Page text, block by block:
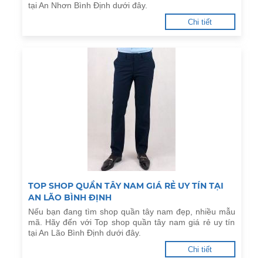
tại An Nhơn Bình Định dưới đây.
Chi tiết
TOP SHOP QUẦN TÂY NAM GIÁ RẺ UY TÍN TẠI
AN LÃO BÌNH ĐỊNH
Nếu bạn đang tìm shop quần tây nam đẹp, nhiều mẫu
mã. Hãy đến với Top shop quần tây nam giá rẻ uy tín
tại An Lão Bình Định dưới đây.
Chi tiết